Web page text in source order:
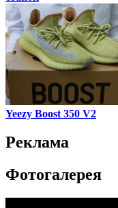
Yeezy Boost 350 V2
Реклама
Фотогалерея